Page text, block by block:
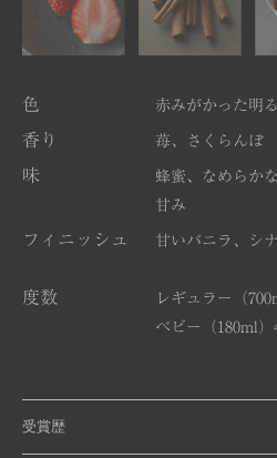
色 赤みがかった明
香り 苺、さくらんぼ
味
蜂蜜、なめらか
甘み
フィニッシュ 甘いバニラ、シ
度数
レギュラー（
ベビー（180ml）
受賞歴